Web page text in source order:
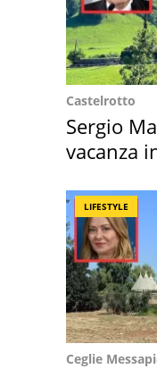
Castelrotto
Sergio
vacanza
LIFESTYLE
Ceglie